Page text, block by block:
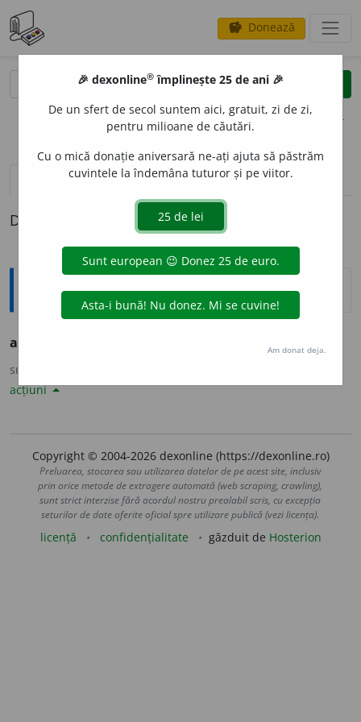
savings Donează
clear
opțiuni
definiții (1)
Definiția cu ID-ul 783974:
Explicative DEX
absorbire
sursa:
acțiuni
Copyright © 2004-2026 dexonline (https://dexonline.ro)
Preluarea, stocarea sau utilizarea datelor de pe acest site, inclusiv
prin orice metode de extragere automată (web scraping, crawling),
sunt strict interzise fără acordul nostru prealabil scris, cu excepția
seturilor de date oferite oficial spre utilizare publică (vezi licența).
licență confidențialitate găzduit de Hosterion
🎉 dexonline® împlinește 25 de ani 🎉
De un sfert de secol suntem aici, gratuit, zi de zi,
pentru milioane de căutări.
Cu o mică donație aniversară ne-ați ajuta să păstrăm
cuvintele la îndemâna tuturor și pe viitor.
Am donat deja.